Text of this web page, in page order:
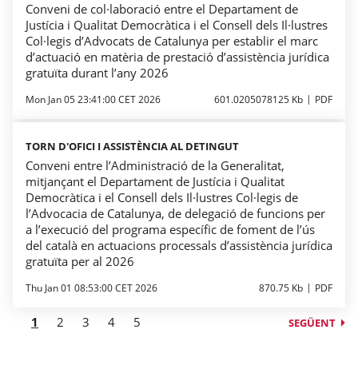
Conveni de col·laboració entre el Departament de
Justícia i Qualitat Democràtica i el Consell dels Il·lustres
Col·legis d’Advocats de Catalunya per establir el marc
d’actuació en matèria de prestació d’assistència jurídica
gratuïta durant l’any 2026
Mon Jan 05 23:41:00 CET 2026 601.0205078125 Kb PDF
TORN D'OFICI I ASSISTÈNCIA AL DETINGUT
Conveni entre l’Administració de la Generalitat,
mitjançant el Departament de Justícia i Qualitat
Democràtica i el Consell dels Il·lustres Col·legis de
l’Advocacia de Catalunya, de delegació de funcions per
a l’execució del programa específic de foment de l’ús
del català en actuacions processals d’assistència jurídica
gratuïta per al 2026
Thu Jan 01 08:53:00 CET 2026 870.75 Kb PDF
1 2 3 4 5 SEGÜENT